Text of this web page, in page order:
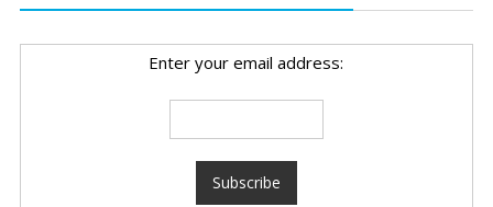
Enter your email address: